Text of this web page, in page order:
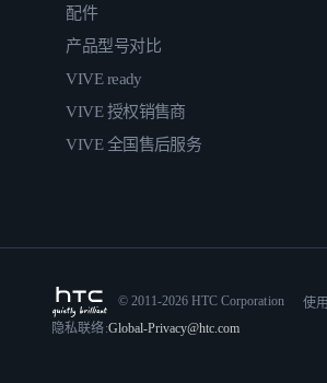
配件
产品型号对比
VIVE ready
VIVE 授权销售商
VIVE 全国售后服务
© 2011-2026 HTC Corporation
使
隐私联络:Global-Privacy@htc.com